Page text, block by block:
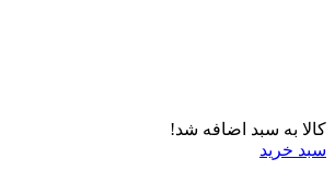
کالا به سبد اضافه شد!
سبد خرید